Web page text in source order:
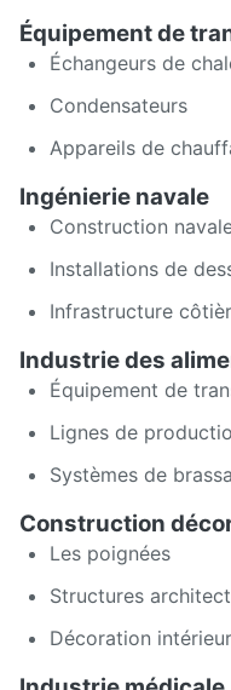
Équipement de
Échangeurs de
Condensateurs
Appareils de
Ingénierie navale
Construction
Installations de
Infrastructure
Industrie des
Équipement de
Lignes de
Systèmes de
Construction
Les poignées
Structures
Décoration